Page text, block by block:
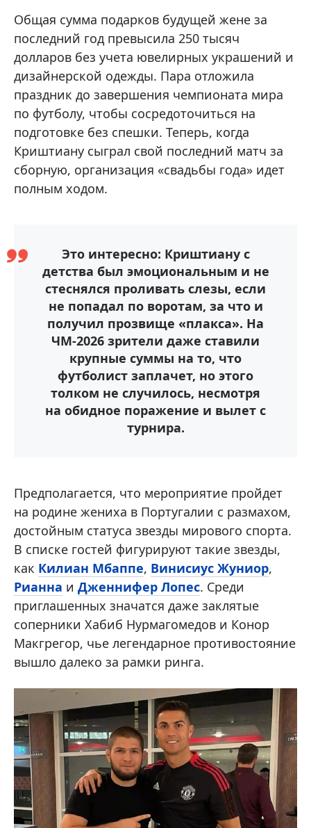
Общая сумма подарков будущей жене за
последний год превысила 250 тысяч
долларов без учета ювелирных украшений и
дизайнерской одежды. Пара отложила
праздник до завершения чемпионата мира
по футболу, чтобы сосредоточиться на
подготовке без спешки. Теперь, когда
Криштиану сыграл свой последний матч за
сборную, организация «свадьбы года» идет
полным ходом.
Это интересно: Криштиану с
детства был эмоциональным и не
стеснялся проливать слезы, если
не попадал по воротам, за что и
получил прозвище «плакса». На
ЧМ-2026 зрители даже ставили
крупные суммы на то, что
футболист заплачет, но этого
толком не случилось, несмотря
на обидное поражение и вылет с
турнира.
Предполагается, что мероприятие пройдет
на родине жениха в Португалии с размахом,
достойным статуса звезды мирового спорта.
В списке гостей фигурируют такие звезды,
как Килиан Мбаппе, Винисиус Жуниор,
Рианна и Дженнифер Лопес. Среди
приглашенных значатся даже заклятые
соперники Хабиб Нурмагомедов и Конор
Макгрегор, чье легендарное противостояние
вышло далеко за рамки ринга.